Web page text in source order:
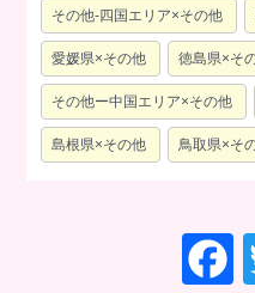
その他-四国エリア×その他
愛媛県×その他 徳島県×そ
その他ー中国エリア×その他
島根県×その他 鳥取県×そ